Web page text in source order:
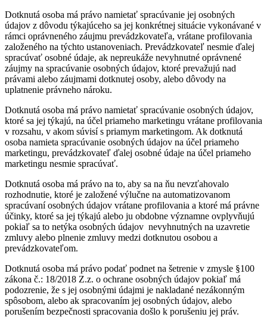
Dotknutá osoba má právo namietať spracúvanie jej osobných
údajov z dôvodu týkajúceho sa jej konkrétnej situácie vykonávané v
rámci oprávneného záujmu prevádzkovateľa, vrátane profilovania
založeného na týchto ustanoveniach. Prevádzkovateľ nesmie ďalej
spracúvať osobné údaje, ak nepreukáže nevyhnutné oprávnené
záujmy na spracúvanie osobných údajov, ktoré prevažujú nad
právami alebo záujmami dotknutej osoby, alebo dôvody na
uplatnenie právneho nároku.
Dotknutá osoba má právo namietať spracúvanie osobných údajov,
ktoré sa jej týkajú, na účel priameho marketingu vrátane profilovania
v rozsahu, v akom súvisí s priamym marketingom. Ak dotknutá
osoba namieta spracúvanie osobných údajov na účel priameho
marketingu, prevádzkovateľ ďalej osobné údaje na účel priameho
marketingu nesmie spracúvať.
Dotknutá osoba má právo na to, aby sa na ňu nevzťahovalo
rozhodnutie, ktoré je založené výlučne na automatizovanom
spracúvaní osobných údajov vrátane profilovania a ktoré má právne
účinky, ktoré sa jej týkajú alebo ju obdobne významne ovplyvňujú
pokiaľ sa to netýka osobných údajov nevyhnutných na uzavretie
zmluvy alebo plnenie zmluvy medzi dotknutou osobou a
prevádzkovateľom.
Dotknutá osoba má právo podať podnet na šetrenie v zmysle §100
zákona č.: 18/2018 Z.z. o ochrane osobných údajov pokiaľ má
podozrenie, že s jej osobnými údajmi je nakladané nezákonným
spôsobom, alebo ak spracovaním jej osobných údajov, alebo
porušením bezpečnosti spracovania došlo k porušeniu jej práv.